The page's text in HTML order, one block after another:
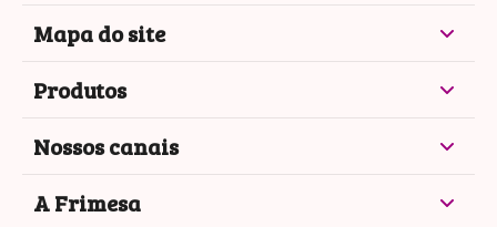
Mapa do site
Produtos
Nossos canais
A Frimesa